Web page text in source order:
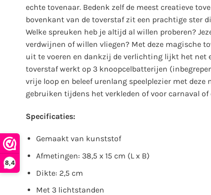
8,4
echte tovenaar. Bedenk zelf de meest creatieve
bovenkant van de toverstaf zit een prachtige ster
Welke spreuken heb je altijd al willen proberen?
verdwijnen of willen vliegen? Met deze magische
uit te voeren en dankzij de verlichting lijkt het net
toverstaf werkt op 3 knoopcelbatterijen
vrije loop en beleef urenlang speelplezier met
gebruiken tijdens het verkleden of voor carnaval of
Specificaties:
Gemaakt van kunststof
Afmetingen: 38,5 x 15 cm (L x B)
Dikte: 2,5 cm
Met 3 lichtstanden